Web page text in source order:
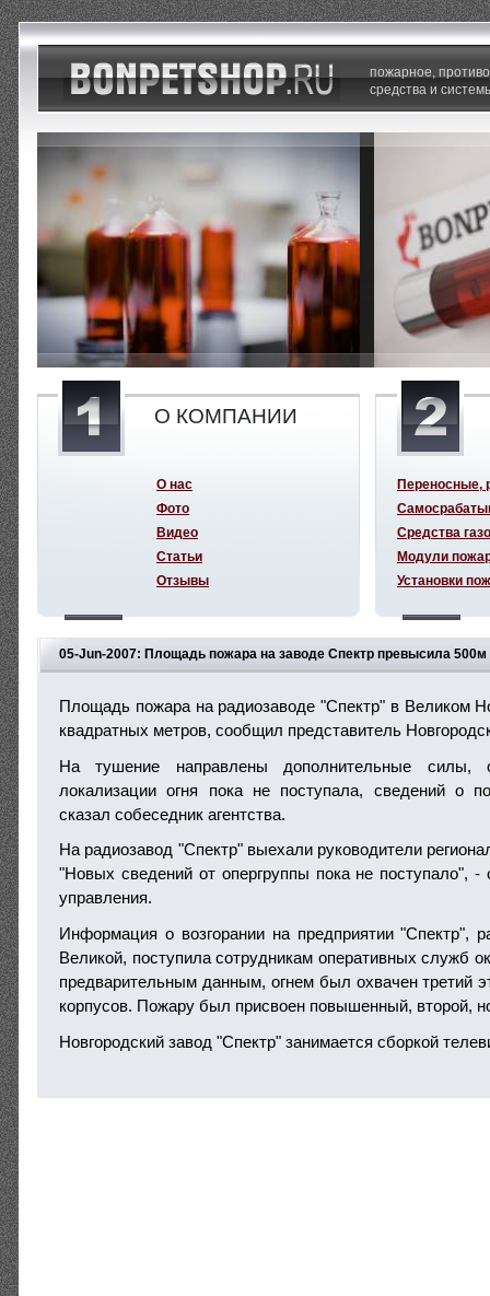
05-Jun-2007: Площадь пожара на заводе Спектр превысила 500м
Площадь пожара на радиозаводе "Спектр" в Великом
квадратных метров, сообщил представитель
На тушение направлены дополнительные силы,
локализации огня пока не поступала, сведений о
сказал собеседник агентства.
На радиозавод "Спектр" выехали руководители
"Новых сведений от опергруппы пока не поступало", -
управления.
Информация о возгорании на предприятии "Спектр",
Великой, поступила сотрудникам оперативных служб
предварительным данным, огнем был охвачен третий
корпусов. Пожару был присвоен повышенный, второй,
Новгородский завод "Спектр" занимается сборкой
пожарное,
средства и
О КОМПАНИИ
О нас
Фото
Видео
Статьи
Отзывы
Переносные,
Средства
Модули
Установки